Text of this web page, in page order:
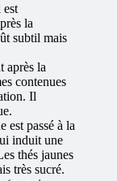
est
la
subtil mais
après la
contenues
Il
est passé à la
induit une
thés jaunes
très sucré.